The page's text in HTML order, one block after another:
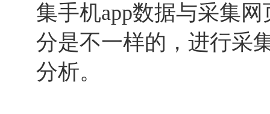
集手机app数据与采集
分是不一样的，进行采
分析。